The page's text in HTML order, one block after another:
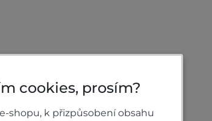
cookies, prosím?
shopu, k přizpůsobení obsahu